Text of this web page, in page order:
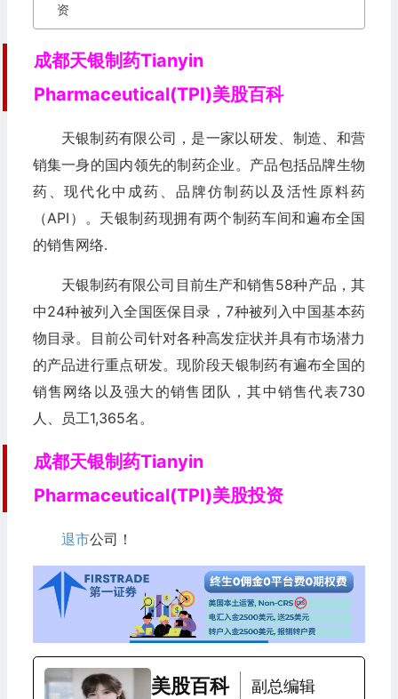
资
成都天银制药Tianyin
Pharmaceutical(TPI)美股百科
天银制药有限公司，是一家以研发、制造、和营
销集一身的国内领先的制药企业。产品包括品牌生物
药、现代化中成药、品牌仿制药以及活性原料药
（API）。天银制药现拥有两个制药车间和遍布全国
的销售网络.
天银制药有限公司目前生产和销售58种产品，其
中24种被列入全国医保目录，7种被列入中国基本药
物目录。目前公司针对各种高发症状并具有市场潜力
的产品进行重点研发。现阶段天银制药有遍布全国的
销售网络以及强大的销售团队，其中销售代表730
人、员工1,365名。
成都天银制药Tianyin
Pharmaceutical(TPI)美股投资
退市公司！
美股百科 副总编辑